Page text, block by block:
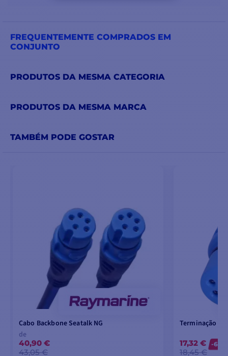
FREQUENTEMENTE COMPRADOS EM
CONJUNTO
PRODUTOS DA MESMA CATEGORIA
PRODUTOS DA MESMA MARCA
TAMBÉM PODE GOSTAR
Cabo Backbone Seatalk NG
de
40,90 €
43,05 €
Terminação
17,32 €
18,45 €
-6%